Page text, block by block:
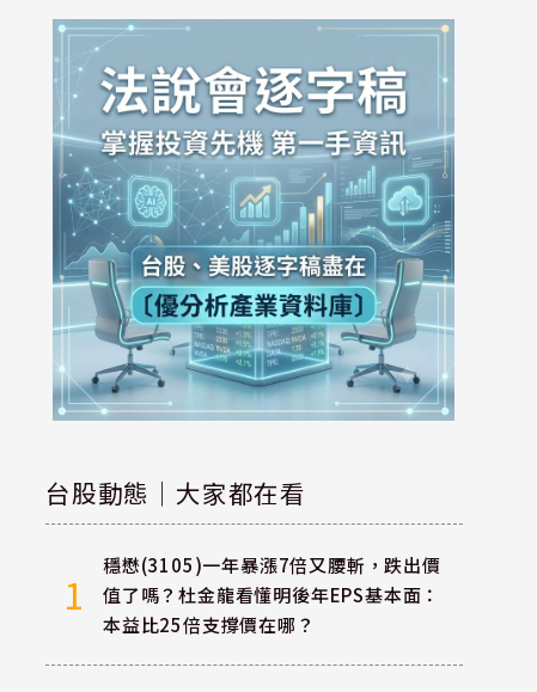
台股動態｜大家都在看
1
穩懋(3105)一年暴漲7倍又腰斬，跌出價
值了嗎？杜金龍看懂明後年EPS基本面：
本益比25倍支撐價在哪？